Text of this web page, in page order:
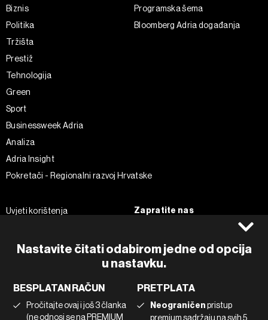
Nastavite čitati odabirom jedne od opcija
u nastavku.
BESPLATAN RAČUN
Pročitajte ovaj i još 3 članka
(ne odnosi se na PREMIUM
PRETPLATA
Neograničenpristup
premium sadržaju na svih 5
Biznis
Politika
Tržišta
Prestiž
Tehnologija
Green
Sport
Businessweek Adria
Analiza
Adria Insight
Pokretači - Regionalni razvoj Hrvatske
Programska šema
Bloomberg Adria događanja
Uvjeti korištenja
Politika kolačića
Korištenje umjetne inteligencije
Zapratite nas
Instagram
Twitter
Tiktok